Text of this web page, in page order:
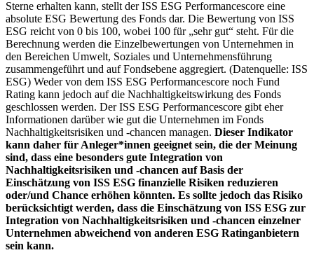
Sterne erhalten kann, stellt der ISS ESG Performancescore eine
absolute ESG Bewertung des Fonds dar. Die Bewertung von ISS
ESG reicht von 0 bis 100, wobei 100 für „sehr gut“ steht. Für die
Berechnung werden die Einzelbewertungen von Unternehmen in
den Bereichen Umwelt, Soziales und Unternehmensführung
zusammengeführt und auf Fondsebene aggregiert. (Datenquelle: ISS
ESG) Weder von dem ISS ESG Performancescore noch Fund
Rating kann jedoch auf die Nachhaltigkeitswirkung des Fonds
geschlossen werden. Der ISS ESG Performancescore gibt eher
Informationen darüber wie gut die Unternehmen im Fonds
Nachhaltigkeitsrisiken und -chancen managen. Dieser Indikator
kann daher für Anleger*innen geeignet sein, die der Meinung
sind, dass eine besonders gute Integration von
Nachhaltigkeitsrisiken und -chancen auf Basis der
Einschätzung von ISS ESG finanzielle Risiken reduzieren
oder/und Chance erhöhen könnten. Es sollte jedoch das Risiko
berücksichtigt werden, dass die Einschätzung von ISS ESG zur
Integration von Nachhaltigkeitsrisiken und -chancen einzelner
Unternehmen abweichend von anderen ESG Ratinganbietern
sein kann.